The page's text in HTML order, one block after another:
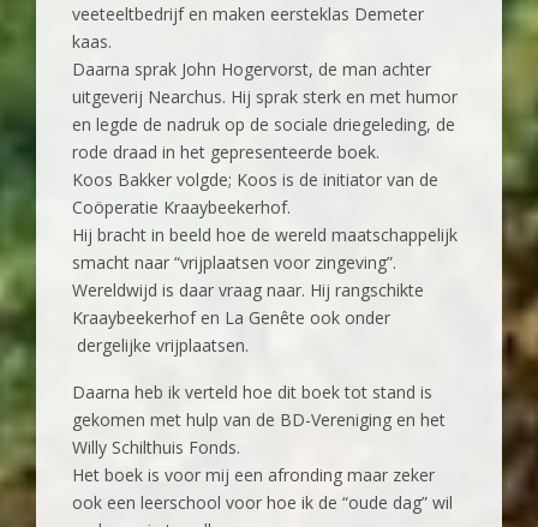
veeteeltbedrijf en maken eersteklas Demeter
kaas.
Daarna sprak John Hogervorst, de man achter
uitgeverij Nearchus. Hij sprak sterk en met humor
en legde de nadruk op de sociale driegeleding, de
rode draad in het gepresenteerde boek.
Koos Bakker volgde; Koos is de initiator van de
Coöperatie Kraaybeekerhof.
Hij bracht in beeld hoe de wereld maatschappelijk
smacht naar “vrijplaatsen voor zingeving”.
Wereldwijd is daar vraag naar. Hij rangschikte
Kraaybeekerhof en La Genête ook onder
dergelijke vrijplaatsen.
Daarna heb ik verteld hoe dit boek tot stand is
gekomen met hulp van de BD-Vereniging en het
Willy Schilthuis Fonds.
Het boek is voor mij een afronding maar zeker
ook een leerschool voor hoe ik de “oude dag” wil